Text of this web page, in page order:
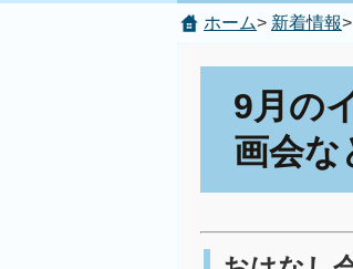
ホーム> 新着情報
9月の
画会な